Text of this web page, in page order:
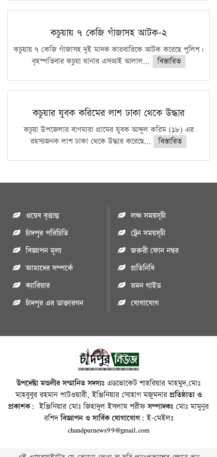
কচুয়ায় ৭ কেজি গাঁজাসহ আটক-২
কচুয়ায় ৭ কেজি গাঁজাসহ দুই মাদক কারবারিকে আটক করেছে পুলিশ।
বৃহস্পতিবার কচুয়া থানার এসআই আলাল...
বিস্তারিত
কচুয়ার যুবক করিমের লাশ ঢাকা থেকে উদ্ধার
কচুয়া উপজেলার বাগমারা গ্রামের যুবক আব্দুল করিম (১৮) এর
রহস্যজনক লাশ ঢাকা থেকে উদ্ধার করেছে...
বিস্তারিত
ওয়েব বৃত্তান্ত
চাঁদপুর পরিচিতি
বিজ্ঞাপন মুল্য
আমাদের সম্পর্কে
ক্যারিয়ার
চাঁদপুর এর ডাক্তারগন
লঞ্চ সময়সূচী
ট্রেন সময়সূচী
জরুরী ফোন নম্বর
প্রতিনিধি
ভ্রমন গাইড
যোগাযোগ
উপদেষ্টা মন্ডলীর সম্মানিত সদস্যঃ এডভোকেট শাহরিয়ার মাহমুদ,মোঃ
মাহবুবুর রহমান পাটওয়ারী, ইঞ্জিনিয়ার সোহাগ মজুমদারপ্রতিষ্ঠাতা ও
প্রকাশক: ইঞ্জিনিয়ার মোঃ জিহাদুল ইসলাম শরীফসম্পাদকঃ মোঃ মামুনুর
রশিদবিজ্ঞাপন ও সার্বিক যোগাযোগ: ই-মেইলঃ
chandpurnews99@gmail.com